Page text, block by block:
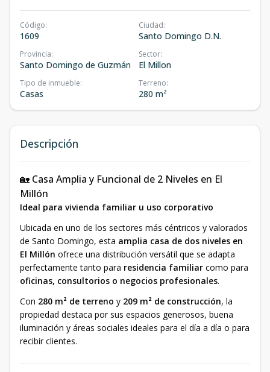
Código:
1609
Ciudad:
Santo Domingo D.N.
Provincia:
Santo Domingo de Guzmán
Sector:
El Millon
Tipo de inmueble:
Casas
Terreno:
280 m²
Descripción
🏡 Casa Amplia y Funcional de 2 Niveles en El
Millón
Ideal para vivienda familiar u uso corporativo
Ubicada en uno de los sectores más céntricos y valorados
de Santo Domingo, esta amplia casa de dos niveles en
El Millón ofrece una distribución versátil que se adapta
perfectamente tanto para residencia familiar como para
oficinas, consultorios o negocios profesionales.
Con 280 m² de terreno y 209 m² de construcción, la
propiedad destaca por sus espacios generosos, buena
iluminación y áreas sociales ideales para el día a día o para
recibir clientes.